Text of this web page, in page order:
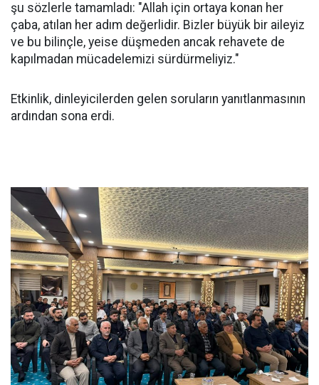
şu sözlerle tamamladı: "Allah için ortaya konan her
çaba, atılan her adım değerlidir. Bizler büyük bir aileyiz
ve bu bilinçle, yeise düşmeden ancak rehavete de
kapılmadan mücadelemizi sürdürmeliyiz."
Etkinlik, dinleyicilerden gelen soruların yanıtlanmasının
ardından sona erdi.